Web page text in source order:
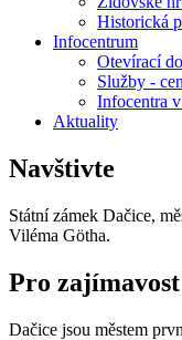
Historická
Infocentrum
Otevírací
Služby -
Infocentra
Aktuality
Navštivte
Státní zámek Dačice,
Viléma Götha.
Pro zajímavost
Dačice jsou městem